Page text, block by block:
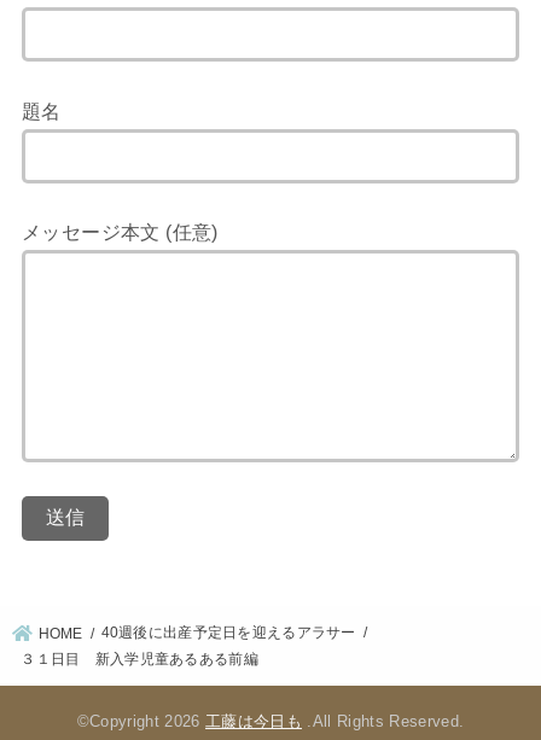
題名
メッセージ本文 (任意)
HOME
40週後に出産予定日を迎えるアラサー
３１日目 新入学児童あるある前編
©Copyright 2026工藤は今日も .All Rights Reserved.